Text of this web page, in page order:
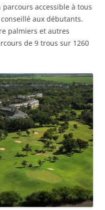
parcours accessible à tous
aux débutants.
palmiers et autres
de 9 trous sur 1260